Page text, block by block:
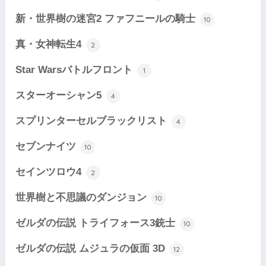
新・世界樹の迷宮2 ファフニールの騎士 10
真・女神転生4 2
Star Warsバトルフロント 1
スターオーシャン5 4
スプリンターセルブラックリスト 4
セブンナイツ 10
セインツロウ4 2
世界樹と不思議のダンジョン 10
ゼルダの伝説 トライフォース3銃士 10
ゼルダの伝説 ムジュラの仮面 3D 12